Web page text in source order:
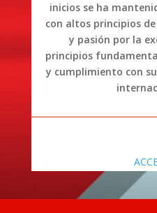
inicios se ha
con altos principios
y pasión por la
principios
y cumplimiento con